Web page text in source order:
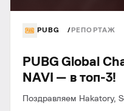
PUBG РЕПОРТАЖ
PUBG Global
NAVI — в топ-3!
Поздравляем Hakatory,